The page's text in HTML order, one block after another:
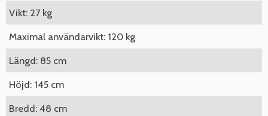
Vikt: 27 kg
Maximal användarvikt: 120 kg
Längd: 85 cm
Höjd: 145 cm
Bredd: 48 cm